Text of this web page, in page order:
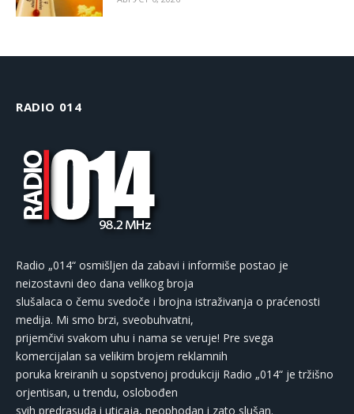
RADIO 014
Radio „014“ osmišljen da zabavi i informiše postao je
neizostavni deo dana velikog broja
slušalaca o čemu svedoče i brojna istraživanja o praćenosti
medija. Mi smo brzi, sveobuhvatni,
prijemčivi svakom uhu i nama se veruje! Pre svega
komercijalan sa velikim brojem reklamnih
poruka kreiranih u sopstvenoj produkciji Radio „014“ je tržišno
orjentisan, u trendu, oslobođen
svih predrasuda i uticaja, neophodan i zato slušan.